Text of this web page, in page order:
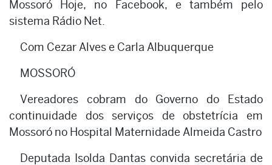
Mossoró Hoje, no Facebook, e também pelo
sistema Rádio Net.
Com Cezar Alves e Carla Albuquerque
MOSSORÓ
Vereadores cobram do Governo do Estado
continuidade dos serviços de obstetrícia em
Mossoró no Hospital Maternidade Almeida Castro
Deputada Isolda Dantas convida secretária de